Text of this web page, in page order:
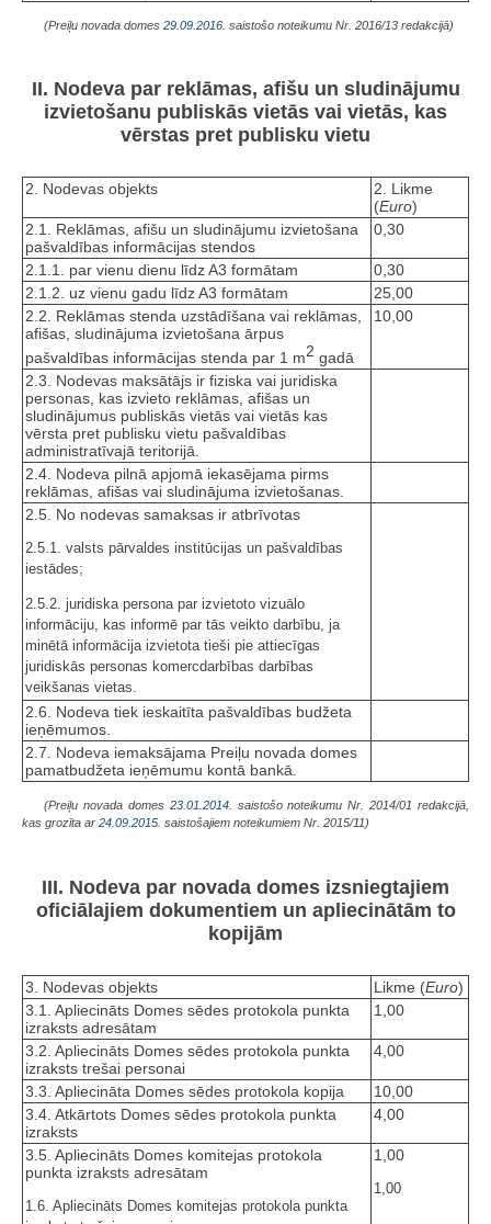
(Preiļu novada domes 29.09.2016. saistošo noteikumu Nr. 2016/13 redakcijā)
II. Nodeva par reklāmas, afišu un sludinājumu
izvietošanu publiskās vietās vai vietās, kas
vērstas pret publisku vietu
2. Nodevas objekts
2. Likme
(Euro)
2.1. Reklāmas, afišu un sludinājumu izvietošana
pašvaldības informācijas stendos
0,30
2.1.1. par vienu dienu līdz A3 formātam
0,30
2.1.2. uz vienu gadu līdz A3 formātam
25,00
2.2. Reklāmas stenda uzstādīšana vai reklāmas,
afišas, sludinājuma izvietošana ārpus
pašvaldības informācijas stenda par 1 m2 gadā
10,00
2.3. Nodevas maksātājs ir fiziska vai juridiska
personas, kas izvieto reklāmas, afišas un
sludinājumus publiskās vietās vai vietās kas
vērsta pret publisku vietu pašvaldības
administratīvajā teritorijā.
2.4. Nodeva pilnā apjomā iekasējama pirms
reklāmas, afišas vai sludinājuma izvietošanas.
2.5. No nodevas samaksas ir atbrīvotas
2.5.1. valsts pārvaldes institūcijas un pašvaldības
iestādes;
2.5.2. juridiska persona par izvietoto vizuālo
informāciju, kas informē par tās veikto darbību, ja
minētā informācija izvietota tieši pie attiecīgas
juridiskās personas komercdarbības darbības
veikšanas vietas.
2.6. Nodeva tiek ieskaitīta pašvaldības budžeta
ieņēmumos.
2.7. Nodeva iemaksājama Preiļu novada domes
pamatbudžeta ieņēmumu kontā bankā.
(Preiļu novada domes 23.01.2014.
saistošo noteikumu Nr. 2014/01 redakcijā,
kas grozīta ar 24.09.2015. saistošajiem noteikumiem Nr. 2015/11)
III. Nodeva par novada domes izsniegtajiem
oficiālajiem dokumentiem un apliecinātām to
kopijām
3. Nodevas objekts Likme (Euro)
3.1. Apliecināts Domes sēdes protokola punkta
izraksts adresātam
1,00
3.2. Apliecināts Domes sēdes protokola punkta
izraksts trešai personai
4,00
3.3. Apliecināta Domes sēdes protokola kopija
10,00
3.4. Atkārtots Domes sēdes protokola punkta
izraksts
4,00
3.5. Apliecināts Domes komitejas protokola
punkta izraksts adresātam
1.6. Apliecināts Domes komitejas protokola punkta
1,00
1,00